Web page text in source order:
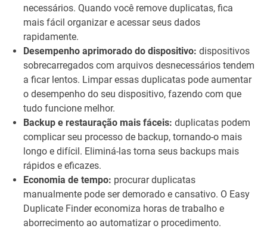
necessários. Quando você remove duplicatas, fica
mais fácil organizar e acessar seus dados
rapidamente.
Desempenho aprimorado do dispositivo: dispositivos
sobrecarregados com arquivos desnecessários tendem
a ficar lentos. Limpar essas duplicatas pode aumentar
o desempenho do seu dispositivo, fazendo com que
tudo funcione melhor.
Backup e restauração mais fáceis: duplicatas podem
complicar seu processo de backup, tornando-o mais
longo e difícil. Eliminá-las torna seus backups mais
rápidos e eficazes.
Economia de tempo: procurar duplicatas
manualmente pode ser demorado e cansativo. O Easy
Duplicate Finder economiza horas de trabalho e
aborrecimento ao automatizar o procedimento.